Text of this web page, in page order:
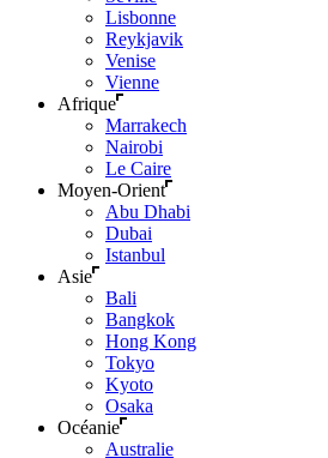
Lisbonne
Reykjavik
Venise
Vienne
Afrique
Marrakech
Nairobi
Le Caire
Moyen-Orient
Abu Dhabi
Dubai
Istanbul
Asie
Bali
Bangkok
Hong Kong
Tokyo
Kyoto
Osaka
Océanie
Australie